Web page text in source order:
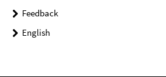
Feedback
English